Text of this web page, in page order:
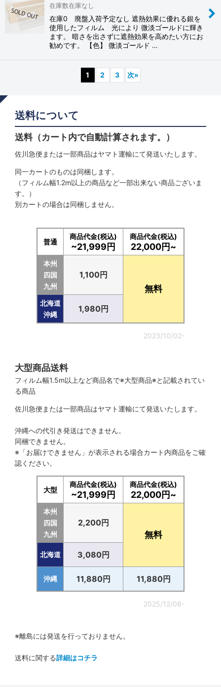
在庫数在庫なし
在庫0 廃盤入荷予定なし 遮熱効果に優れる銀を
使用したフィルム 光により 微淡ゴールドに輝き
ます。 暗さを出さずに遮熱効果を高めたい方にお
勧めです。 【色】 微淡ゴールド …
1 2 3 次»
送料について
送料（カート内で自動計算されます。）
佐川急便または一部商品はヤマト運輸にて発送いたします。
同一カートのものは同梱します。
（フィルム幅1.2m以上の商品など一部出来ない商品ございま
す。）
別カートの場合は同梱しません。
普通
商品代金(税込)
~21,999円
商品代金(税込)
22,000円~
本州
四国
九州
1,100円
無料
北海道
沖縄
1,980円
2023/10/02-
大型商品送料
フィルム幅1.5m以上など商品名で※大型商品※と記載されてい
る商品
佐川急便または一部商品はヤマト運輸にて発送いたします。
沖縄への代引き発送はできません。
同梱できません。
※「お届けできません」が表示される場合カート内商品をご確
認ください。
大型
商品代金(税込)
~21,999円
商品代金(税込)
22,000円~
本州
四国
九州
2,200円
無料
北海道 3,080円
沖縄 11,880円 11,880円
2025/12/08-
※離島には発送を行っておりません。
送料に関する詳細はコチラ